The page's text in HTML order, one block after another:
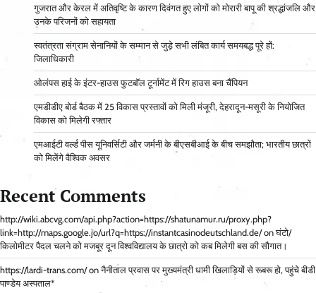
गुजरात और केरल में अतिवृष्टि के कारण दिवंगत हुए लोगों को मोरारी बापू की श्रद्धांजलि और
उनके परिजनों को सहायता
स्वतंत्रता संग्राम सेनानियों के सम्मान से जुड़े सभी लंबित कार्य समयबद्ध पूरे हों:
जिलाधिकारी
ओलंपस हाई के इंटर-हाउस फुटबॉल टूर्नामेंट में रिग हाउस बना चैंपियन
एमडीडीए बोर्ड बैठक में 25 विकास प्रस्तावों को मिली मंजूरी, देहरादून-मसूरी के नियोजित
विकास को मिलेगी रफ्तार
एमआईटी वर्ल्ड पीस यूनिवर्सिटी और जर्मनी के बीएसबीआई के बीच समझौता; भारतीय छात्रों
को मिलेंगे वैश्विक अवसर
Recent Comments
http://wiki.abcvg.com/api.php?action=https://shatunamur.ru/proxy.php?
link=http://maps.google.jo/url?q=https://instantcasinodeutschland.de/onघंटो/
किलोमीटर पैदल चलने को मजबूर दून विश्वविद्यालय के छात्रो को कब मिलेगी बस की सौगात।
https://lardi-trans.com/onनैनीताल प्रवास पर मुख्यमंत्री धामी खिलाड़ियों से रूबरू हो, पहुंचे बीडी
पाण्डेय अस्पताल*